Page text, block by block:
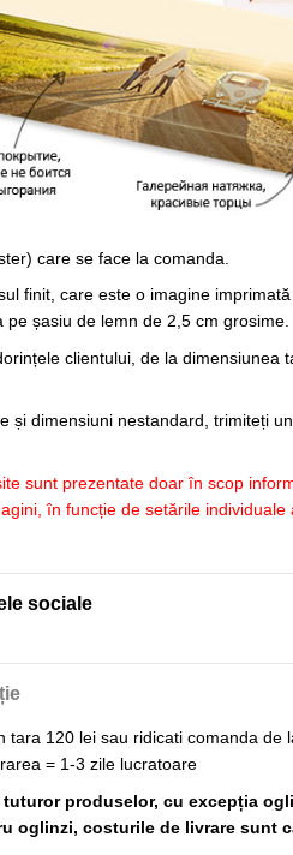
care se face la comanda.
finit, care este o imagine
șasiu de lemn de 2,5 cm grosime.
clientului, de la dimensiunea
și dimensiuni nestandard, trimiteți
sunt prezentate doar în scop
în funcție de setările individuale
sociale
tara 120 lei sau ridicati comanda de
= 1-3 zile lucratoare
produselor, cu excepția
oglinzi, costurile de livrare sunt